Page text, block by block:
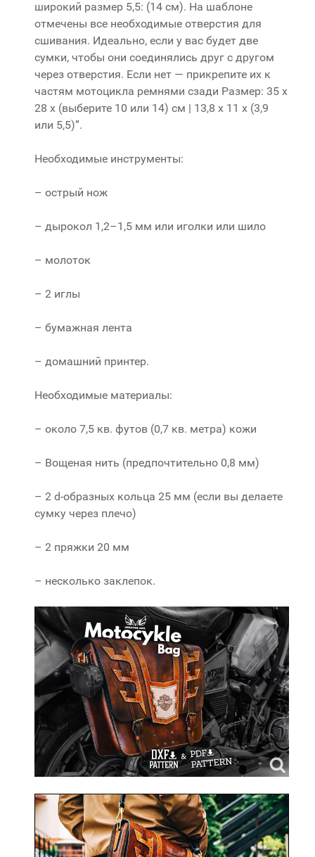
широкий размер 5,5: (14 см). На шаблоне
отмечены все необходимые отверстия для
сшивания. Идеально, если у вас будет две
сумки, чтобы они соединялись друг с другом
через отверстия. Если нет — прикрепите их к
частям мотоцикла ремнями сзади Размер: 35 x
28 x (выберите 10 или 14) см | 13,8 x 11 x (3,9
или 5,5)”.
Необходимые инструменты:
– острый нож
– дырокол 1,2–1,5 мм или иголки или шило
– молоток
– 2 иглы
– бумажная лента
– домашний принтер.
Необходимые материалы:
– около 7,5 кв. футов (0,7 кв. метра) кожи
– Вощеная нить (предпочтительно 0,8 мм)
– 2 d-образных кольца 25 мм (если вы делаете
сумку через плечо)
– 2 пряжки 20 мм
– несколько заклепок.